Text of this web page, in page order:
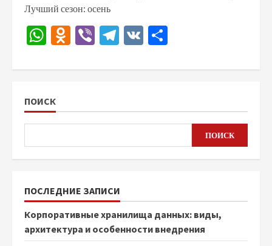
Лучший сезон: осень
WhatsApp
Odnoklassniki
ViberTelegram
VK
ПОИСК
ПОИСК
ПОСЛЕДНИЕ ЗАПИСИ
Корпоративные хранилища данных: виды,
архитектура и особенности внедрения